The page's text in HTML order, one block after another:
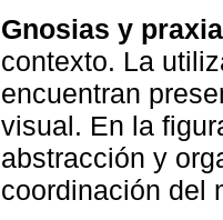
Gnosias y
contexto. La
encuentran
visual. En la
abstracción y
coordinación del